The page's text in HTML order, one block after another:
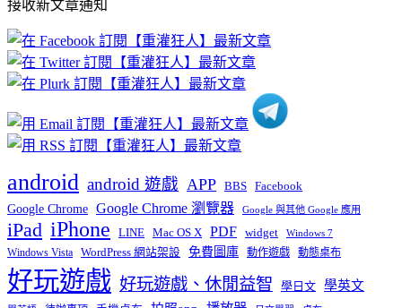
文
章
分
類
接收新文章通知
android android 遊戲 APP BBS Facebook
Google Chrome Google Chrome 瀏覽器 Google 與其他 Google 應用
iPad iPhone LINE Mac OS X PDF widget Windows 7
Windows Vista WordPress 網站架設 免費圖庫 動作遊戲 動態桌布
好玩遊戲 好玩遊戲、休閒益智 學日文 學英文